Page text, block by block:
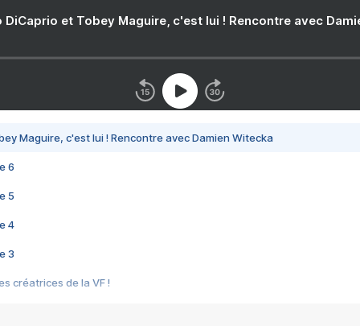
DiCaprio et Tobey Maguire, c'est lui ! Rencontre avec
Maguire, c'est lui ! Rencontre avec Damien Witecka
6
5
4
3
créatrices de la VF !